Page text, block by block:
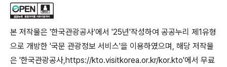
본 저작물은 '한국관광공사'에서 '25년'작성하여 공공누리 제1유형
으로 개방한 '국문 관광정보 서비스'을 이용하였으며, 해당 저작물
은 '한국관광공사,https://kto.visitkorea.or.kr/kor.kto'에서 무료